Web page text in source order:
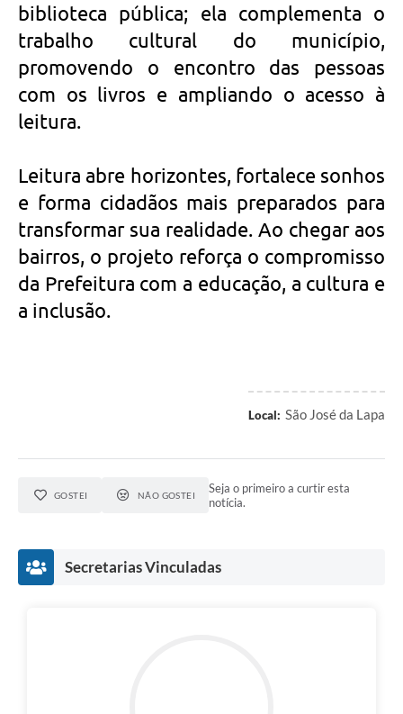
biblioteca pública; ela complementa o
trabalho cultural do município,
promovendo o encontro das pessoas
com os livros e ampliando o acesso à
leitura.
Leitura abre horizontes, fortalece sonhos
e forma cidadãos mais preparados para
transformar sua realidade. Ao chegar aos
bairros, o projeto reforça o compromisso
da Prefeitura com a educação, a cultura e
a inclusão.
Local: São José da Lapa
GOSTEI NÃO GOSTEI
Seja o primeiro a curtir esta
notícia.
Secretarias Vinculadas